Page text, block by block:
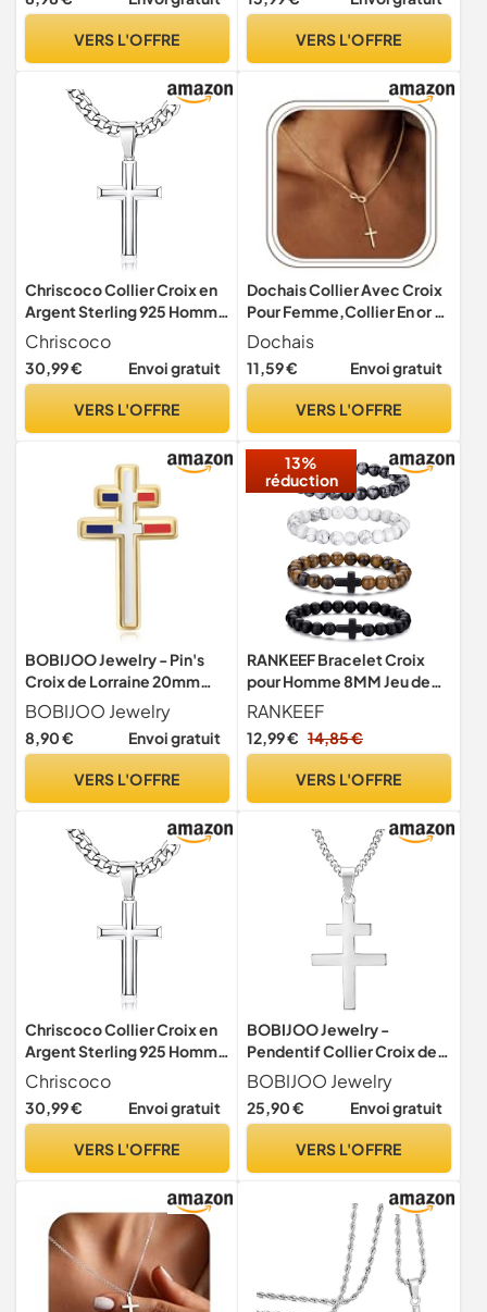
VERS L'OFFRE
Anniversaire Femme ou
VERS L'OFFRE
Chriscoco Collier Croix en
Argent Sterling 925 Homme
Femme Chaine Argent
Chriscoco
30,99 € Envoi gratuit
VERS L'OFFRE
Dochais Collier Avec Croix
Pour Femme,Collier En or 14
Carats,Pendentif Délicat
Avec Croix Infini,Collier Ras
Du Cou Simple Et Tendance
or)
Dochais
11,59 € Envoi gratuit
VERS L'OFFRE
BOBIJOO Jewelry - Pin's
Croix de Lorraine 20mm
Bleu Blanc Rouge - Finition
Émaillée et Dorée à l'Or Fin
BOBIJOO Jewelry
8,90 € Envoi gratuit
VERS L'OFFRE
13%
réduction
RANKEEF Bracelet Croix
pour Homme 8MM Jeu de
Bracelets en Perles Stretch
pour Homme Bracelets en
Perles pour Homme
RANKEEF
12,99 € 14,85 €
VERS L'OFFRE
Chriscoco Collier Croix en
Argent Sterling 925 Homme
Femme Chaine Argent
Chriscoco
30,99 € Envoi gratuit
VERS L'OFFRE
BOBIJOO Jewelry -
Pendentif Collier Croix de
Lorraine Patriarcale D'Anjou
Résistance Française Acier
316L Argentée
BOBIJOO Jewelry
25,90 € Envoi gratuit
VERS L'OFFRE